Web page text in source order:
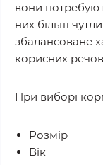
вони
них більш
збалансоване
корисних
При виборі
Розмір
Вік